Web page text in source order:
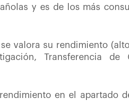
y es de los más
valora su rendimiento
Transferencia de
en el apartado